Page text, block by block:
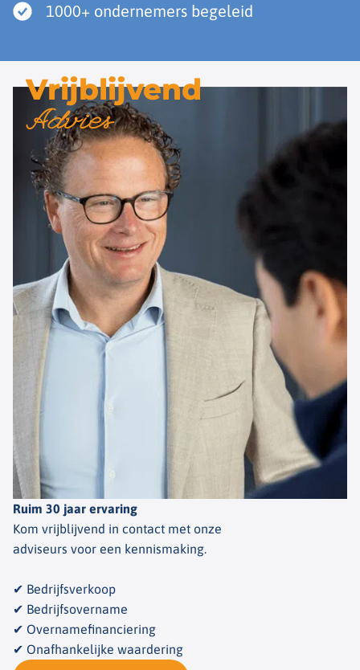
1000+ ondernemers begeleid
Vrijblijvend
Advies
Ruim 30 jaar ervaring
Kom vrijblijvend in contact met onze
adviseurs voor een kennismaking.
✔ Bedrijfsverkoop
✔ Bedrijfsovername
✔ Overnamefinanciering
✔ Onafhankelijke waardering